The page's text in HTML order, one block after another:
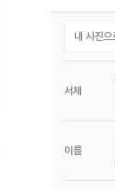
내 사진
서체
이름